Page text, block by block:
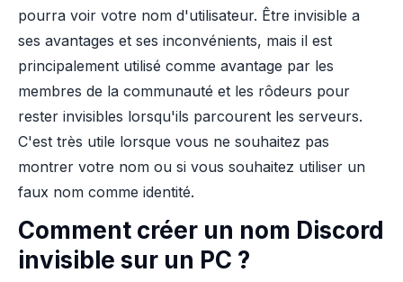
pourra voir votre nom d'utilisateur. Être invisible a
ses avantages et ses inconvénients, mais il est
principalement utilisé comme avantage par les
membres de la communauté et les rôdeurs pour
rester invisibles lorsqu'ils parcourent les serveurs.
C'est très utile lorsque vous ne souhaitez pas
montrer votre nom ou si vous souhaitez utiliser un
faux nom comme identité.
Comment créer un nom Discord
invisible sur un PC ?